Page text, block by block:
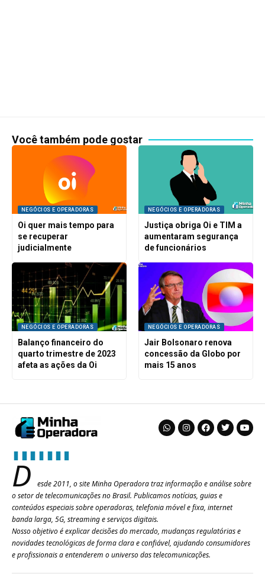
Você também pode gostar
NEGÓCIOS E OPERADORAS
Oi quer mais tempo para
se recuperar
judicialmente
NEGÓCIOS E OPERADORAS
Justiça obriga Oi e TIM a
aumentaram segurança
de funcionários
NEGÓCIOS E OPERADORAS
Balanço financeiro do
quarto trimestre de 2023
afeta as ações da Oi
NEGÓCIOS E OPERADORAS
Jair Bolsonaro renova
concessão da Globo por
mais 15 anos
D
esde 2011, o site Minha Operadora traz informação e análise sobre
o setor de telecomunicações no Brasil. Publicamos notícias, guias e
conteúdos especiais sobre operadoras, telefonia móvel e fixa, internet
banda larga, 5G, streaming e serviços digitais.
Nosso objetivo é explicar decisões do mercado, mudanças regulatórias e
novidades tecnológicas de forma clara e confiável, ajudando consumidores
e profissionais a entenderem o universo das telecomunicações.